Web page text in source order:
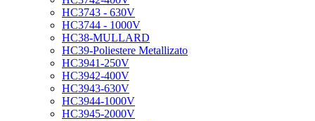
HC3743 - 630V
HC3744 - 1000V
HC38-MULLARD
HC39-Poliestere Metallizato
HC3941-250V
HC3942-400V
HC3943-630V
HC3944-1000V
HC3945-2000V